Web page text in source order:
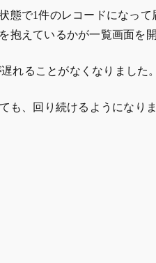
で1件のレコードになっ
えているかが一覧画面を
れることがなくなりました。
も、回り続けるようになりま